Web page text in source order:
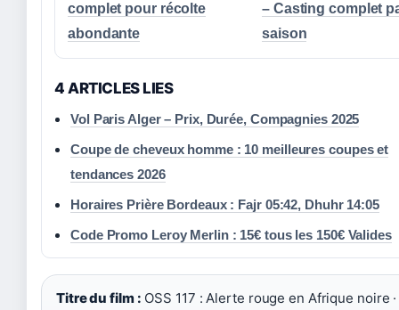
complet pour récolte
abondante
– Casting complet
saison
4 ARTICLES LIES
Vol Paris Alger – Prix, Durée, Compagnies 2025
Coupe de cheveux homme : 10 meilleures coupes et
tendances 2026
Horaires Prière Bordeaux : Fajr 05:42, Dhuhr 14:05
Code Promo Leroy Merlin : 15€ tous les 150€ Valides
Titre du film : OSS 117 : Alerte rouge en Afrique noire ·